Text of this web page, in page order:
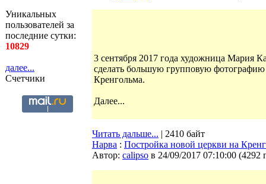
Уникальных
пользователей за
последние сутки:
10829
далее...
Счетчики
3 сентября 2017 года художница Мария
сделать большую групповую
Кренгольма.
Далее...
Читать дальше... | 2410 байт
Нарва : Постройка новой церкви на
Автор: calipso в 24/09/2017 07:10:00 (4292